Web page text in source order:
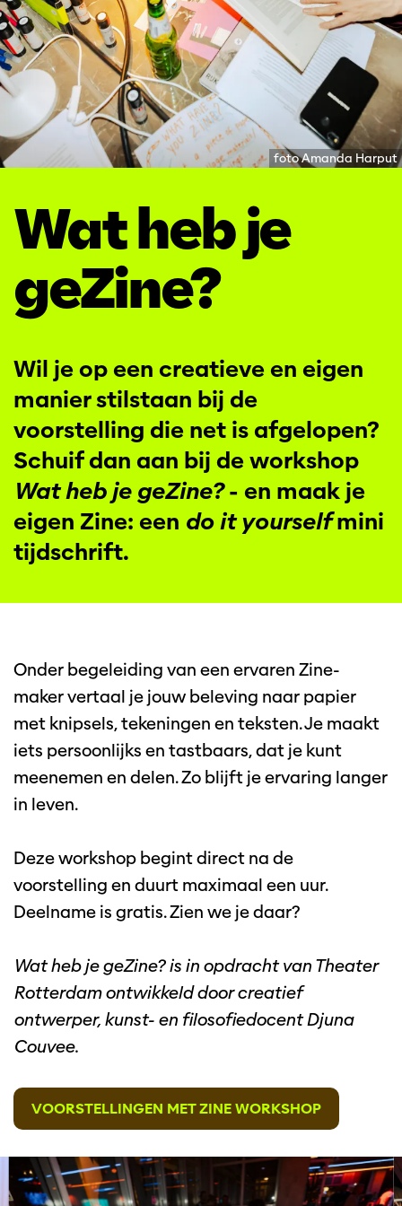
foto Amanda Harput
Wat heb je
geZine?
Wil je op een creatieve en eigen
manier stilstaan bij de
voorstelling die net is afgelopen?
Schuif dan aan bij de workshop
Wat heb je geZine?- en maak je
eigen Zine: een do it yourselfmini
tijdschrift.
Onder begeleiding van een ervaren Zine-
maker vertaal je jouw beleving naar papier
met knipsels, tekeningen en teksten. Je maakt
iets persoonlijks en tastbaars, dat je kunt
meenemen en delen. Zo blijft je ervaring langer
in leven.
Deze workshop begint direct na de
voorstelling en duurt maximaal een uur.
Deelname is gratis. Zien we je daar?
Wat heb je geZine? is in opdracht van Theater
Rotterdam ontwikkeld door creatief
ontwerper, kunst- en filosofiedocent Djuna
Couvee.
VOORSTELLINGEN MET ZINE WORKSHOP
Overslaan
Inzoomen